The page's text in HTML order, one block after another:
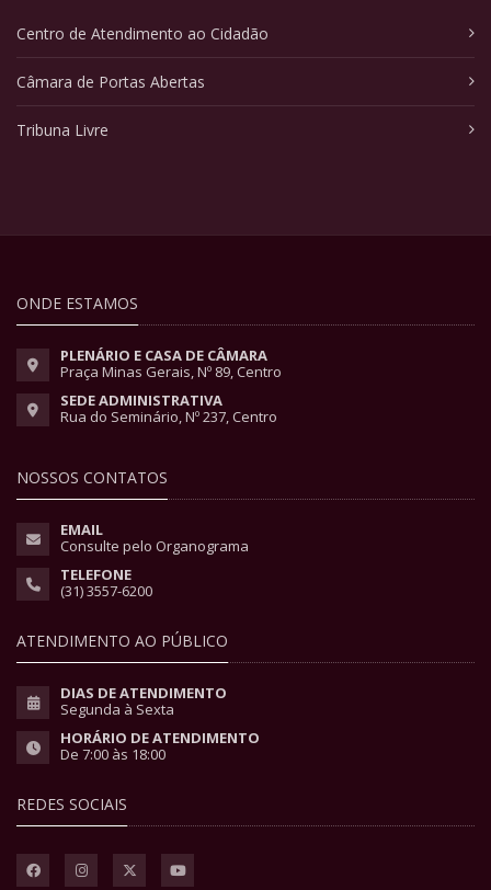
Centro de Atendimento ao Cidadão
Câmara de Portas Abertas
Tribuna Livre
ONDE ESTAMOS
PLENÁRIO E CASA DE CÂMARA
Praça Minas Gerais, Nº 89, Centro
SEDE ADMINISTRATIVA
Rua do Seminário, Nº 237, Centro
NOSSOS CONTATOS
EMAIL
Consulte pelo Organograma
TELEFONE
(31) 3557-6200
ATENDIMENTO AO PÚBLICO
DIAS DE ATENDIMENTO
Segunda à Sexta
HORÁRIO DE ATENDIMENTO
De 7:00 às 18:00
REDES SOCIAIS